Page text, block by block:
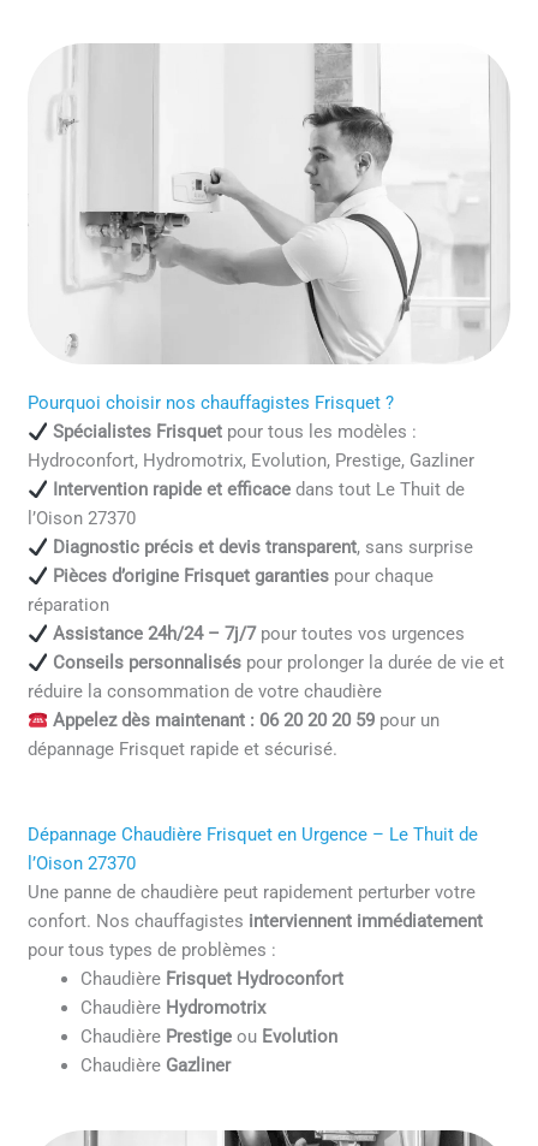
Pourquoi choisir nos chauffagistes Frisquet ?
Spécialistes Frisquetpour tous les modèles :
Hydroconfort, Hydromotrix, Evolution, Prestige, Gazliner
Intervention rapide et efficacedans tout Le Thuit de
l’Oison 27370
Diagnostic précis et devis transparent, sans surprise
Pièces d’origine Frisquet garantiespour chaque
réparation
Assistance 24h/24 – 7j/7pour toutes vos urgences
Conseils personnaliséspour prolonger la durée de vie et
réduire la consommation de votre chaudière
Appelez dès maintenant : 06 20 20 20 59pour un
dépannage Frisquet rapide et sécurisé.
Dépannage Chaudière Frisquet en Urgence – Le Thuit de
l’Oison 27370
Une panne de chaudière peut rapidement perturber votre
confort. Nos chauffagistes interviennent immédiatement
pour tous types de problèmes :
Chaudière Frisquet Hydroconfort
Chaudière Hydromotrix
Chaudière Prestige ou Evolution
Chaudière Gazliner